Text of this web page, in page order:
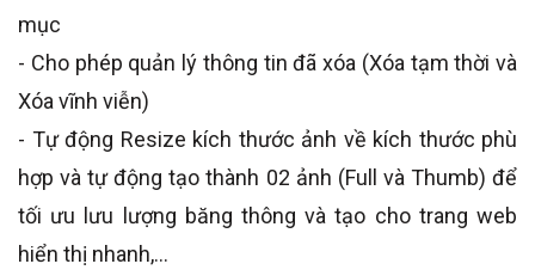
mục
- Cho phép quản lý thông tin đã xóa (Xóa tạm thời và
Xóa vĩnh viễn)
- Tự động Resize kích thước ảnh về kích thước phù
hợp và tự động tạo thành 02 ảnh (Full và Thumb) để
tối ưu lưu lượng băng thông và tạo cho trang web
hiển thị nhanh,…